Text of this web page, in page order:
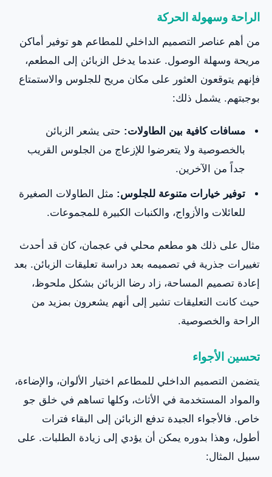
الراحة وسهولة الحركة
من أهم عناصر التصميم الداخلي للمطاعم هو توفير أماكن
مريحة وسهلة الوصول. عندما يدخل الزبائن إلى المطعم،
فإنهم يتوقعون العثور على مكان مريح للجلوس والاستمتاع
بوجبتهم. يشمل ذلك:
مسافات كافية بين الطاولات: حتى يشعر الزبائن
بالخصوصية ولا يتعرضوا للإزعاج من الجلوس القريب
جداً من الآخرين.
توفير خيارات متنوعة للجلوس: مثل الطاولات الصغيرة
للعائلات والأزواج، والكنبات الكبيرة للمجموعات.
مثال على ذلك هو مطعم محلي في عجمان، كان قد أحدث
تغييرات جذرية في تصميمه بعد دراسة تعليقات الزبائن. بعد
إعادة تصميم المساحة، زاد رضا الزبائن بشكل ملحوظ،
حيث كانت التعليقات تشير إلى أنهم يشعرون بمزيد من
الراحة والخصوصية.
تحسين الأجواء
يتضمن التصميم الداخلي للمطاعم اختيار الألوان، والإضاءة،
والمواد المستخدمة في الأثاث، وكلها تساهم في خلق جو
خاص. فالأجواء الجيدة تدفع الزبائن إلى البقاء فترات
أطول، وهذا بدوره يمكن أن يؤدي إلى زيادة الطلبات. على
سبيل المثال: